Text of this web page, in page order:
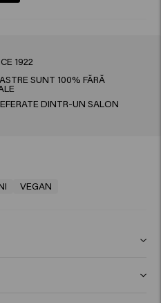
1922
SUNT 100% FĂRĂ
DINTR-UN SALON
VEGAN
Cetrimonium